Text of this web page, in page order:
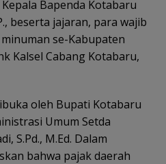
Bapenda Kotabaru
beserta jajaran, para wajib
se-Kabupaten
Kalsel Cabang Kotabaru,
oleh Bupati Kotabaru
Umum Setda
S.Pd., M.Ed. Dalam
bahwa pajak daerah